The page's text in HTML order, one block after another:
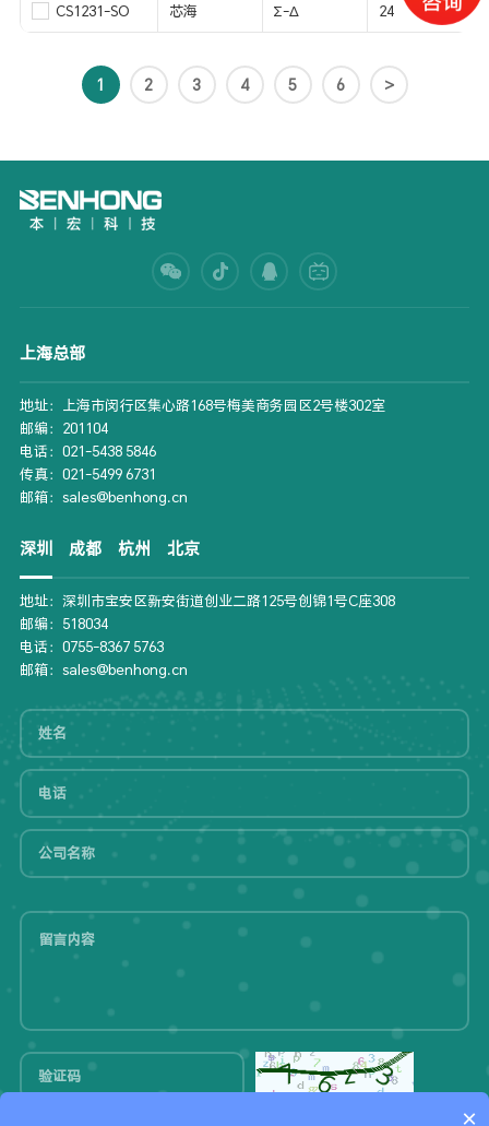
CS1231-SO 芯海 Σ-Δ 24
1 2 3 4 5 6 >
上海总部
地址：上海市闵行区集心路168号梅美商务园区2号楼302室
邮编：201104
电话：021-5438 5846
传真：021-5499 6731
邮箱：sales@benhong.cn
深圳 成都 杭州 北京
地址：深圳市宝安区新安街道创业二路125号创锦1号C座308
邮编：518034
电话：0755-8367 5763
邮箱：sales@benhong.cn
×